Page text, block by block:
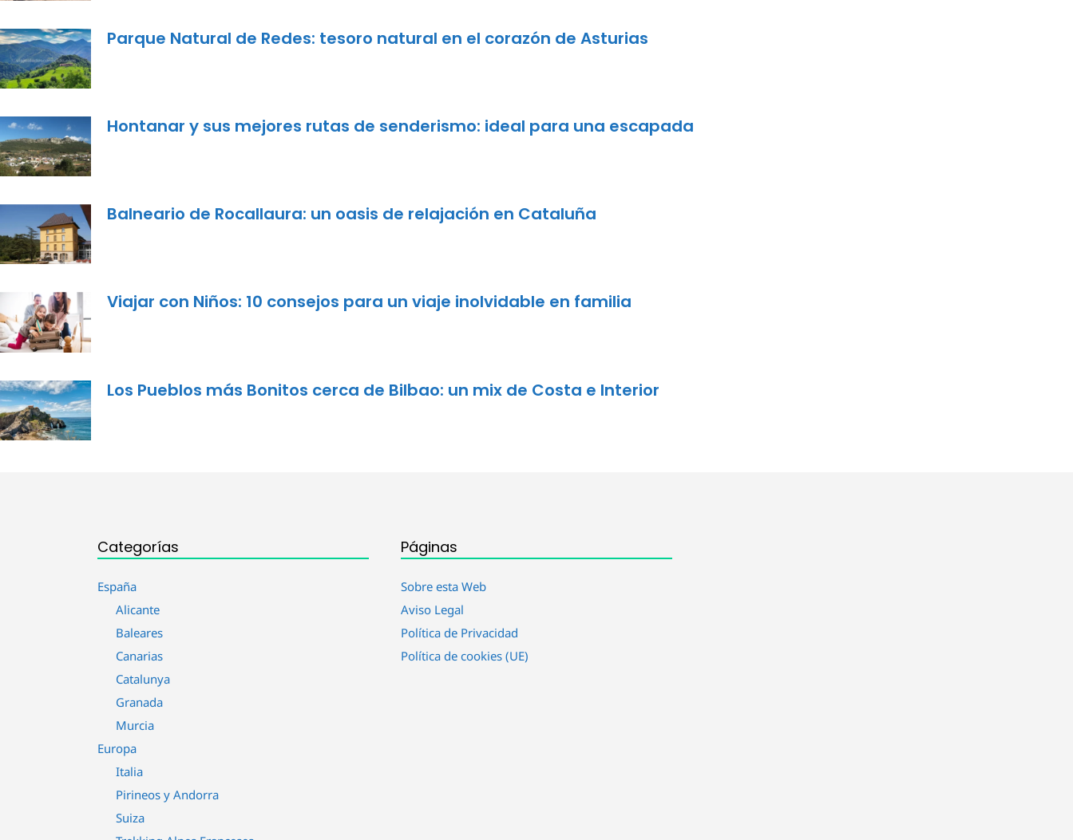
Parque Natural de Redes: tesoro natural en el corazón de Asturias
Hontanar y sus mejores rutas de senderismo: ideal para una escapada
Balneario de Rocallaura: un oasis de relajación en Cataluña
Viajar con Niños: 10 consejos para un viaje inolvidable en familia
Los Pueblos más Bonitos cerca de Bilbao: un mix de Costa e Interior
Categorías
España
Alicante
Baleares
Canarias
Catalunya
Granada
Murcia
Europa
Italia
Pirineos y Andorra
Suiza
Páginas
Sobre esta Web
Aviso Legal
Política de Privacidad
Política de cookies (UE)